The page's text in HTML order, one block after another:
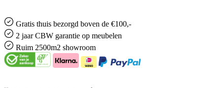
Gratis thuis bezorgd boven de €100,-
2 jaar CBW garantie op meubelen
Ruim 2500m2 showroom